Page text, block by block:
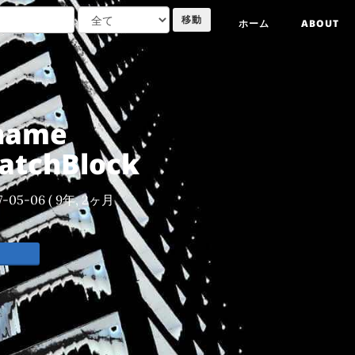
ホーム ABOUT
05-06 ( 9年, 2ヶ月